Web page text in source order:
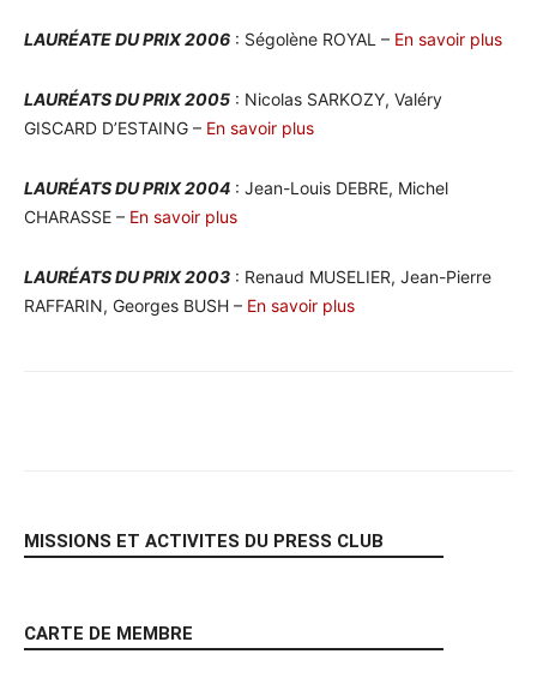
LAURÉATE DU PRIX 2006 : Ségolène ROYAL – En savoir plus
LAURÉATS DU PRIX 2005 : Nicolas SARKOZY, Valéry
GISCARD D’ESTAING – En savoir plus
LAURÉATS DU PRIX 2004 : Jean-Louis DEBRE, Michel
CHARASSE – En savoir plus
LAURÉATS DU PRIX 2003 : Renaud MUSELIER, Jean-Pierre
RAFFARIN, Georges BUSH – En savoir plus
MISSIONS ET ACTIVITES DU PRESS CLUB
CARTE DE MEMBRE